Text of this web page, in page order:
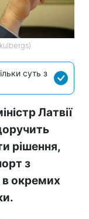
суть з
Латвії
рішення,
з
в окремих